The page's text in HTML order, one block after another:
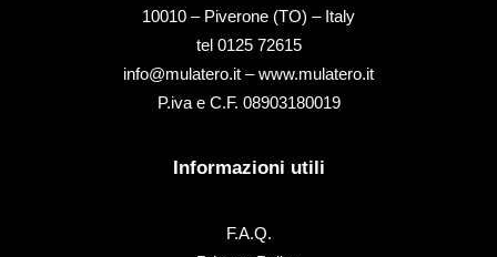
10010 – Piverone (TO) – Italy
tel ‭0125 72615‬
info@mulatero.it –www.mulatero.it
P.iva e C.F. 08903180019
Informazioni utili
F.A.Q.